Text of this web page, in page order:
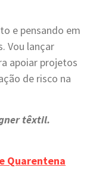
e pensando em
Vou lançar
apoiar projetos
de risco na
têxtil.
Quarentena